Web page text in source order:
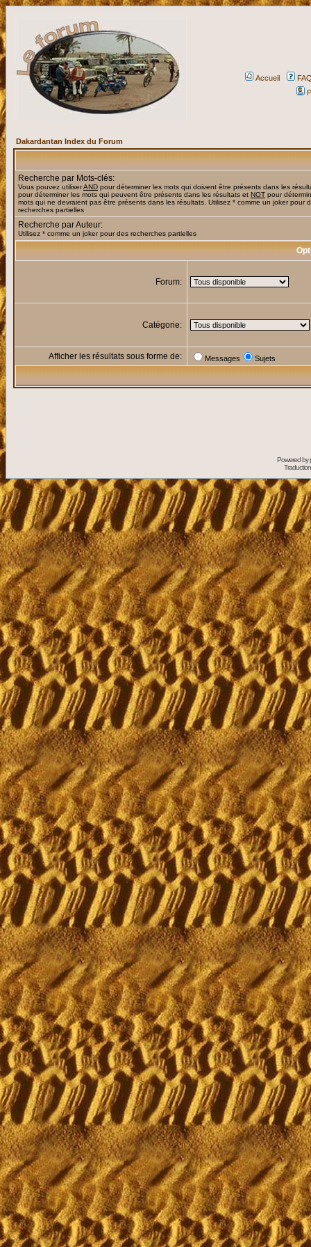
Accueil
Dakardantan Index du Forum
Recherche par Mots-clés:
Vous pouvez utiliserAND pour déterminer les mots qui doivent être présents dans les
pour déterminer les mots qui peuvent être présents dans les résultats et NOT pour
mots qui ne devraient pas être présents dans les résultats. Utilisez * comme un joker pour
recherches partielles
Recherche par Auteur:
Utilisez * comme un joker pour des recherches partielles
Forum:
Catégorie:
Afficher les résultats sous forme de: Messages Sujets
Powered by